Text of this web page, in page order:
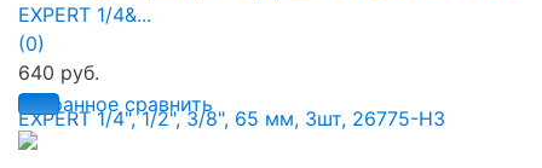
избранное сравнить
EXPERT 1/4&...
(0)
640 руб.